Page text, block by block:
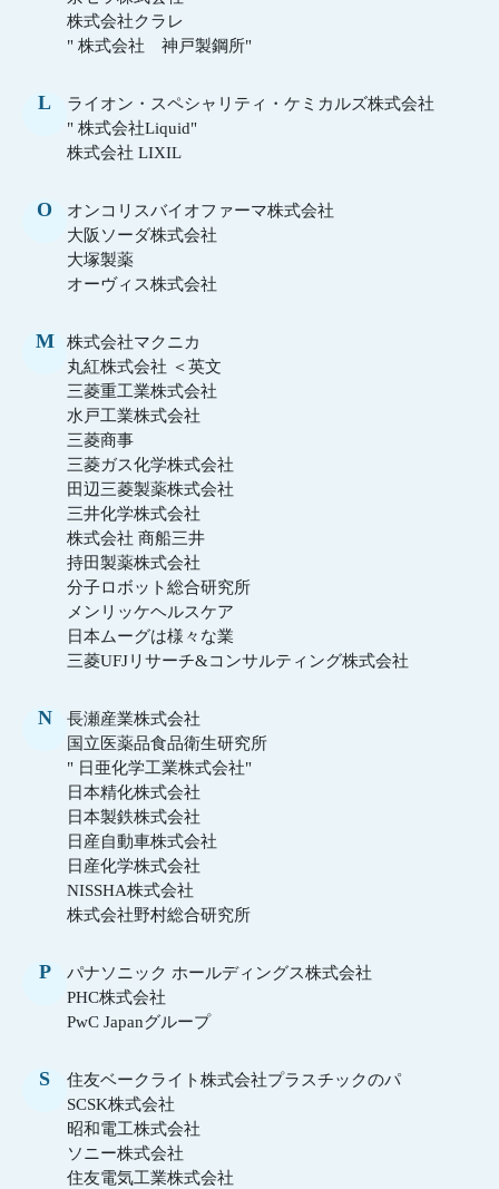
株式会社クラレ
" 株式会社 神戸製鋼所"
L
ライオン・スペシャリティ・ケミカルズ株式会社
" 株式会社Liquid"
株式会社 LIXIL
O
オンコリスバイオファーマ株式会社
大阪ソーダ株式会社
大塚製薬
オーヴィス株式会社
M
株式会社マクニカ
丸紅株式会社 ＜英文
三菱重工業株式会社
水戸工業株式会社
三菱商事
三菱ガス化学株式会社
田辺三菱製薬株式会社
三井化学株式会社
株式会社 商船三井
持田製薬株式会社
分子ロボット総合研究所
メンリッケヘルスケア
日本ムーグは様々な業
三菱UFJリサーチ&コンサルティング株式会社
N
長瀬産業株式会社
国立医薬品食品衛生研究所
" 日亜化学工業株式会社"
日本精化株式会社
日本製鉄株式会社
日産自動車株式会社
日産化学株式会社
NISSHA株式会社
株式会社野村総合研究所
P
パナソニック ホールディングス株式会社
PHC株式会社
PwC Japanグループ
S
住友ベークライト株式会社プラスチックのパ
SCSK株式会社
昭和電工株式会社
ソニー株式会社
住友電気工業株式会社